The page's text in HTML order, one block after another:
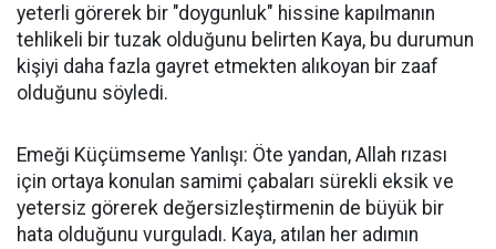
yeterli görerek bir "doygunluk" hissine kapılmanın
tehlikeli bir tuzak olduğunu belirten Kaya, bu durumun
kişiyi daha fazla gayret etmekten alıkoyan bir zaaf
olduğunu söyledi.
Emeği Küçümseme Yanlışı: Öte yandan, Allah rızası
için ortaya konulan samimi çabaları sürekli eksik ve
yetersiz görerek değersizleştirmenin de büyük bir
hata olduğunu vurguladı. Kaya, atılan her adımın